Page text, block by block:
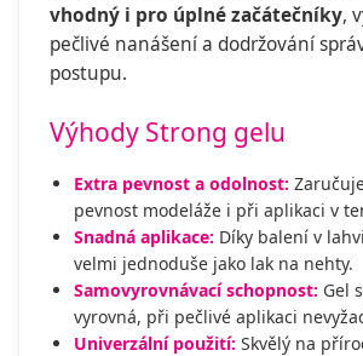
vhodný i pro úplné začátečníky,
pečlivé nanášení a dodržování
postupu.
Výhody Strong gelu
Extra pevnost a odolnost:
pevnost modeláže i při aplikaci v
Snadná aplikace: Díky balení v
velmi jednoduše jako lak na nehty.
Samovyrovnávací schopnost: Gel
vyrovná, při pečlivé aplikaci
Univerzální použití: Skvělý na